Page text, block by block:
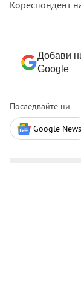
Кореспондент
Добави
Google
Последвайте ни
Google News